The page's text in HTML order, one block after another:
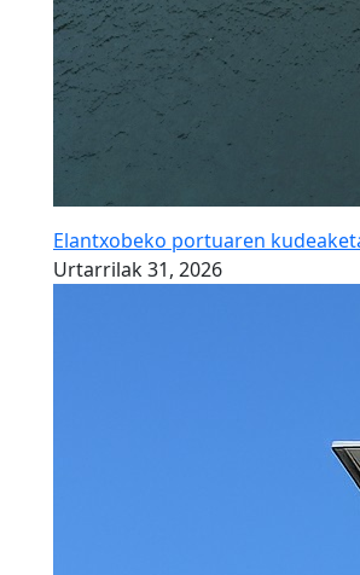
Elantxobeko portuaren
Urtarrilak 31, 2026